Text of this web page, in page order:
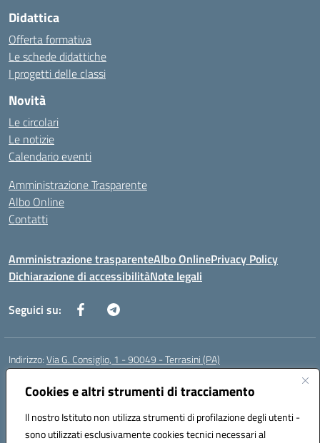
Cookies e altri strumenti di tracciamento
Il nostro Istituto non utilizza strumenti di profilazione degli utenti -
sono utilizzati esclusivamente cookies tecnici necessari al
Didattica
Offerta formativa
Le schede didattiche
I progetti delle classi
Novità
Le circolari
Le notizie
Calendario eventi
Amministrazione Trasparente
Albo Online
Contatti
Amministrazione trasparenteAlbo OnlinePrivacy Policy
Dichiarazione di accessibilitàNote legali
Seguici su:
Indirizzo:Via G. Consiglio, 1 - 90049 - Terrasini (PA)
Centralino:
Posta elettronica certificata (PEC):paic88700d@pec.istruzione.it
Codice fiscale: 80025710825
Codice meccanografico:PAIC88700D